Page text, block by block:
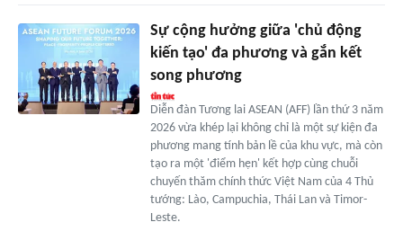
Sự cộng hưởng giữa 'chủ động
kiến tạo' đa phương và gắn kết
song phương
Diễn đàn Tương lai ASEAN (AFF) lần thứ 3 năm
2026 vừa khép lại không chỉ là một sự kiện đa
phương mang tính bản lề của khu vực, mà còn
tạo ra một 'điểm hẹn' kết hợp cùng chuỗi
chuyến thăm chính thức Việt Nam của 4 Thủ
tướng: Lào, Campuchia, Thái Lan và Timor-
Leste.